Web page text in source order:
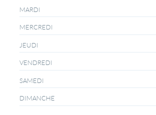
MARDI
MERCREDI
JEUDI
VENDREDI
SAMEDI
DIMANCHE